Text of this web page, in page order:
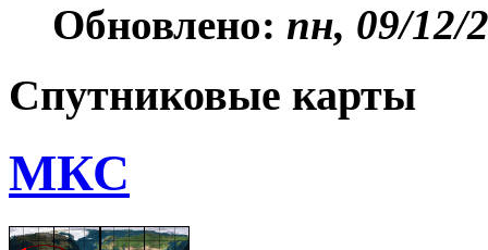
Обновлено: пн, 09/12/
Спутниковые карты
МКС